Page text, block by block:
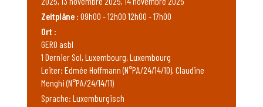
Zeitpläne : 09h00 - 12h00 12h00 - 17h00
Ort :
GERO asbl
1 Dernier Sol, Luxembourg, Luxembourg
Leiter: Edmée Hoffmann (N°PA/24/14/10), Claudine
Menghi (N°PA/24/14/11)
Sprache: Luxemburgisch